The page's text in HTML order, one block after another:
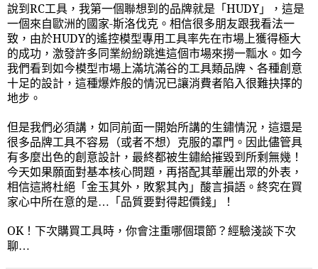
說到RC工具，我第一個聯想到的品牌就是「HUDY」，這是
一個來自歐洲的國家-斯洛伐克。相信很多朋友跟我看法一
致，由於HUDY的遙控模型專用工具率先在市場上獲得極大
的成功，激發許多同業紛紛跳進這個市場來撈一瓢水。如今
我們看到如今模型市場上滿坑滿谷的工具類品牌、各種創意
十足的設計，這種爆炸般的情況已讓消費者陷入很難抉擇的
地步。
但是我們必須講，如同前面一開始所講的生鏽情況，這還是
很多品牌工具不容易（或者不想）克服的罩門。因此儘管具
有多麼出色的創意設計，最終都被生鏽給摧毀到所剩無幾！
今天如果願面對基本核心問題，再搭配其華麗出眾的外表，
相信這將杜絕「金玉其外，敗絮其內」酸言損語。終究在買
家心中所在意的是…「 品質要對得起價錢」！
OK！下次購買工具時，你會注重哪個環節？經驗淺談下次
聊…